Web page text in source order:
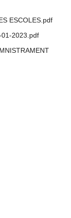
ESCOLES.pdf
2023.pdf